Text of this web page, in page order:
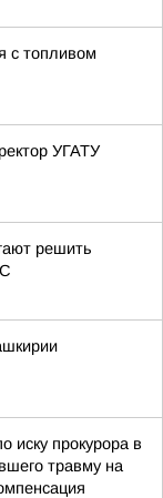
с топливом
УГАТУ
решить
иску прокурора в
травму на